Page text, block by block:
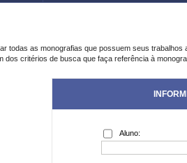
todas as monografias que possuem seus trabalhos
dos critérios de busca que faça referência à
Aluno: